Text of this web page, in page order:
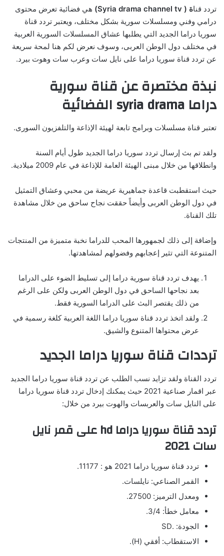
تردد قناة ( Syria drama channel tv)
هي فضائية تعرض محتوى
درامي وفني ومسلسلات سورية بشكل مختلف، ويعتبر تردد قناة
سوريا دراما الجديد التي يطلبها عشاق المسلسلات السورية العربية
في مختلف دول الوطن العربى، وسوف نعرض لكم هنا لمحة سريعة
عن تردد قناة سوريا دراما على نايل سات وعرب سات وهوت بيرد.
نبذة مختصرة عن قناة سورية
دراما syria drama الفضائية
تعتبر قناة مسلسلات وبرامج تابعة لهيئة الإذاعة والتلفزيون السورى.
ولقد تم بث إرسال تردد سوريا دراما الجديد طول أيام السنة
وانطلاقها من خلال مبنى الهيئة العامة للإذاعة في عام 2009 ميلادية.
حيث استقطبت قاعدة جماهيرية عريضة من محبي وعشاق التمثيل
في دول الوطن العربى وأيضاً حققت نجاح ساحق من خلال مشاهدة
تلك القناة.
وإضافة إلى ذلك لجمهورها المحب للدراما نخبة متميزة من المنتجات
المتنوعة التي تثير إعجابهم وفضولهم لمشاهدتها.
يهدف تردد قناة سورية دراما إلى تسليط الضوء على الدراما
بعد نجاحها الساحق في دول الوطن العربى ولكن على الرغم
من ذلك يقتصر البث على الدراما السورية فقط.
ولقد اتخذ تردد قناة سوريا دراما اللغة العربية كلغة رسمية في
عرض محتواها المتنوع والشيق.
ترددات قناة سوريا دراما الجديد
تردد القناة ولقد تزايد نسب الطلب عن تردد قناة سوريا دراما الجديد
عبر اقمار صناعية 2021 حيث يمكنك إدخال تردد قناة سوريا دراما
على النايل سات والعربسات والهوت بيرد من خلال:
تردد قناة سوريا دراما hd على قمر نايل
سات 2021
تردد قناة سوريا دراما 2021 هو : 11177.
القمر الصناعي: نايلسات.
ومعدل الترميز: 27500.
معامل خطأ: 3/4.
الجودة: .SD
الاستقطاب: أفقي (H).